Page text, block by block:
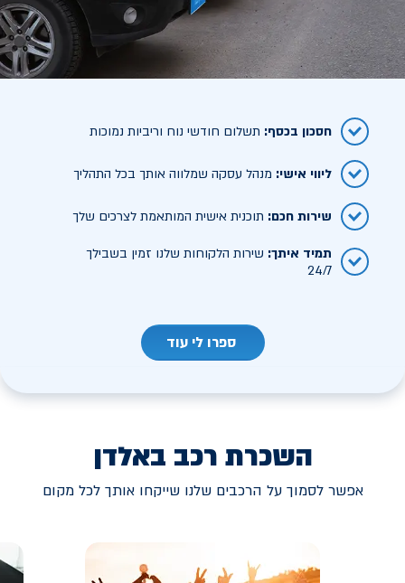
חסכון בכסף: תשלום חודשי נוח וריביות נמוכות
ליווי אישי: מנהל עסקה שמלווה אותך בכל התהליך
שירות חכם: תוכנית אישית המותאמת לצרכים שלך
תמיד איתך: שירות הלקוחות שלנו זמין בשבילך
24/7
ספרו לי עוד
השכרת רכב באלדן
אפשר לסמוך על הרכבים שלנו שייקחו אותך לכל מקום